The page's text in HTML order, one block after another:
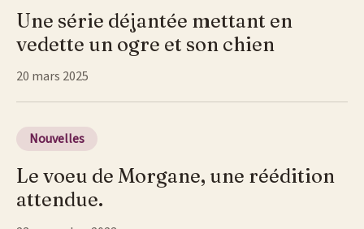
Une série déjantée mettant en
vedette un ogre et son chien
20 mars 2025
Nouvelles
Le voeu de Morgane, une réédition
attendue.